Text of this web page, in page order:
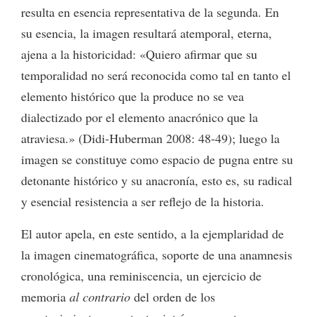
resulta en esencia representativa de la segunda. En
su esencia, la imagen resultará atemporal, eterna,
ajena a la historicidad: «Quiero afirmar que su
temporalidad no será reconocida como tal en tanto el
elemento histórico que la produce no se vea
dialectizado por el elemento anacrónico que la
atraviesa.» (Didi-Huberman 2008: 48-49); luego la
imagen se constituye como espacio de pugna entre su
detonante histórico y su anacronía, esto es, su radical
y esencial resistencia a ser reflejo de la historia.
El autor apela, en este sentido, a la ejemplaridad de
la imagen cinematográfica, soporte de una anamnesis
cronológica, una reminiscencia, un ejercicio de
memoria al contrario del orden de los